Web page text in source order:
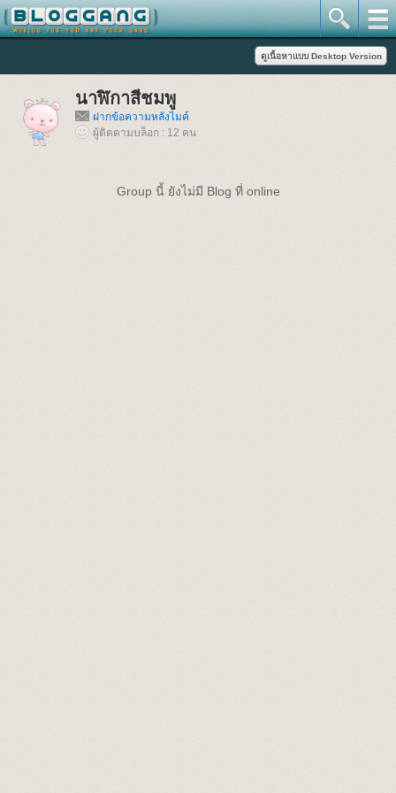
นาฬิกาสีชมพู
ฝากข้อความหลังไมค์
ผู้ติดตามบล็อก : 12 คน
Group นี้ ยังไม่มี Blog ที่ online